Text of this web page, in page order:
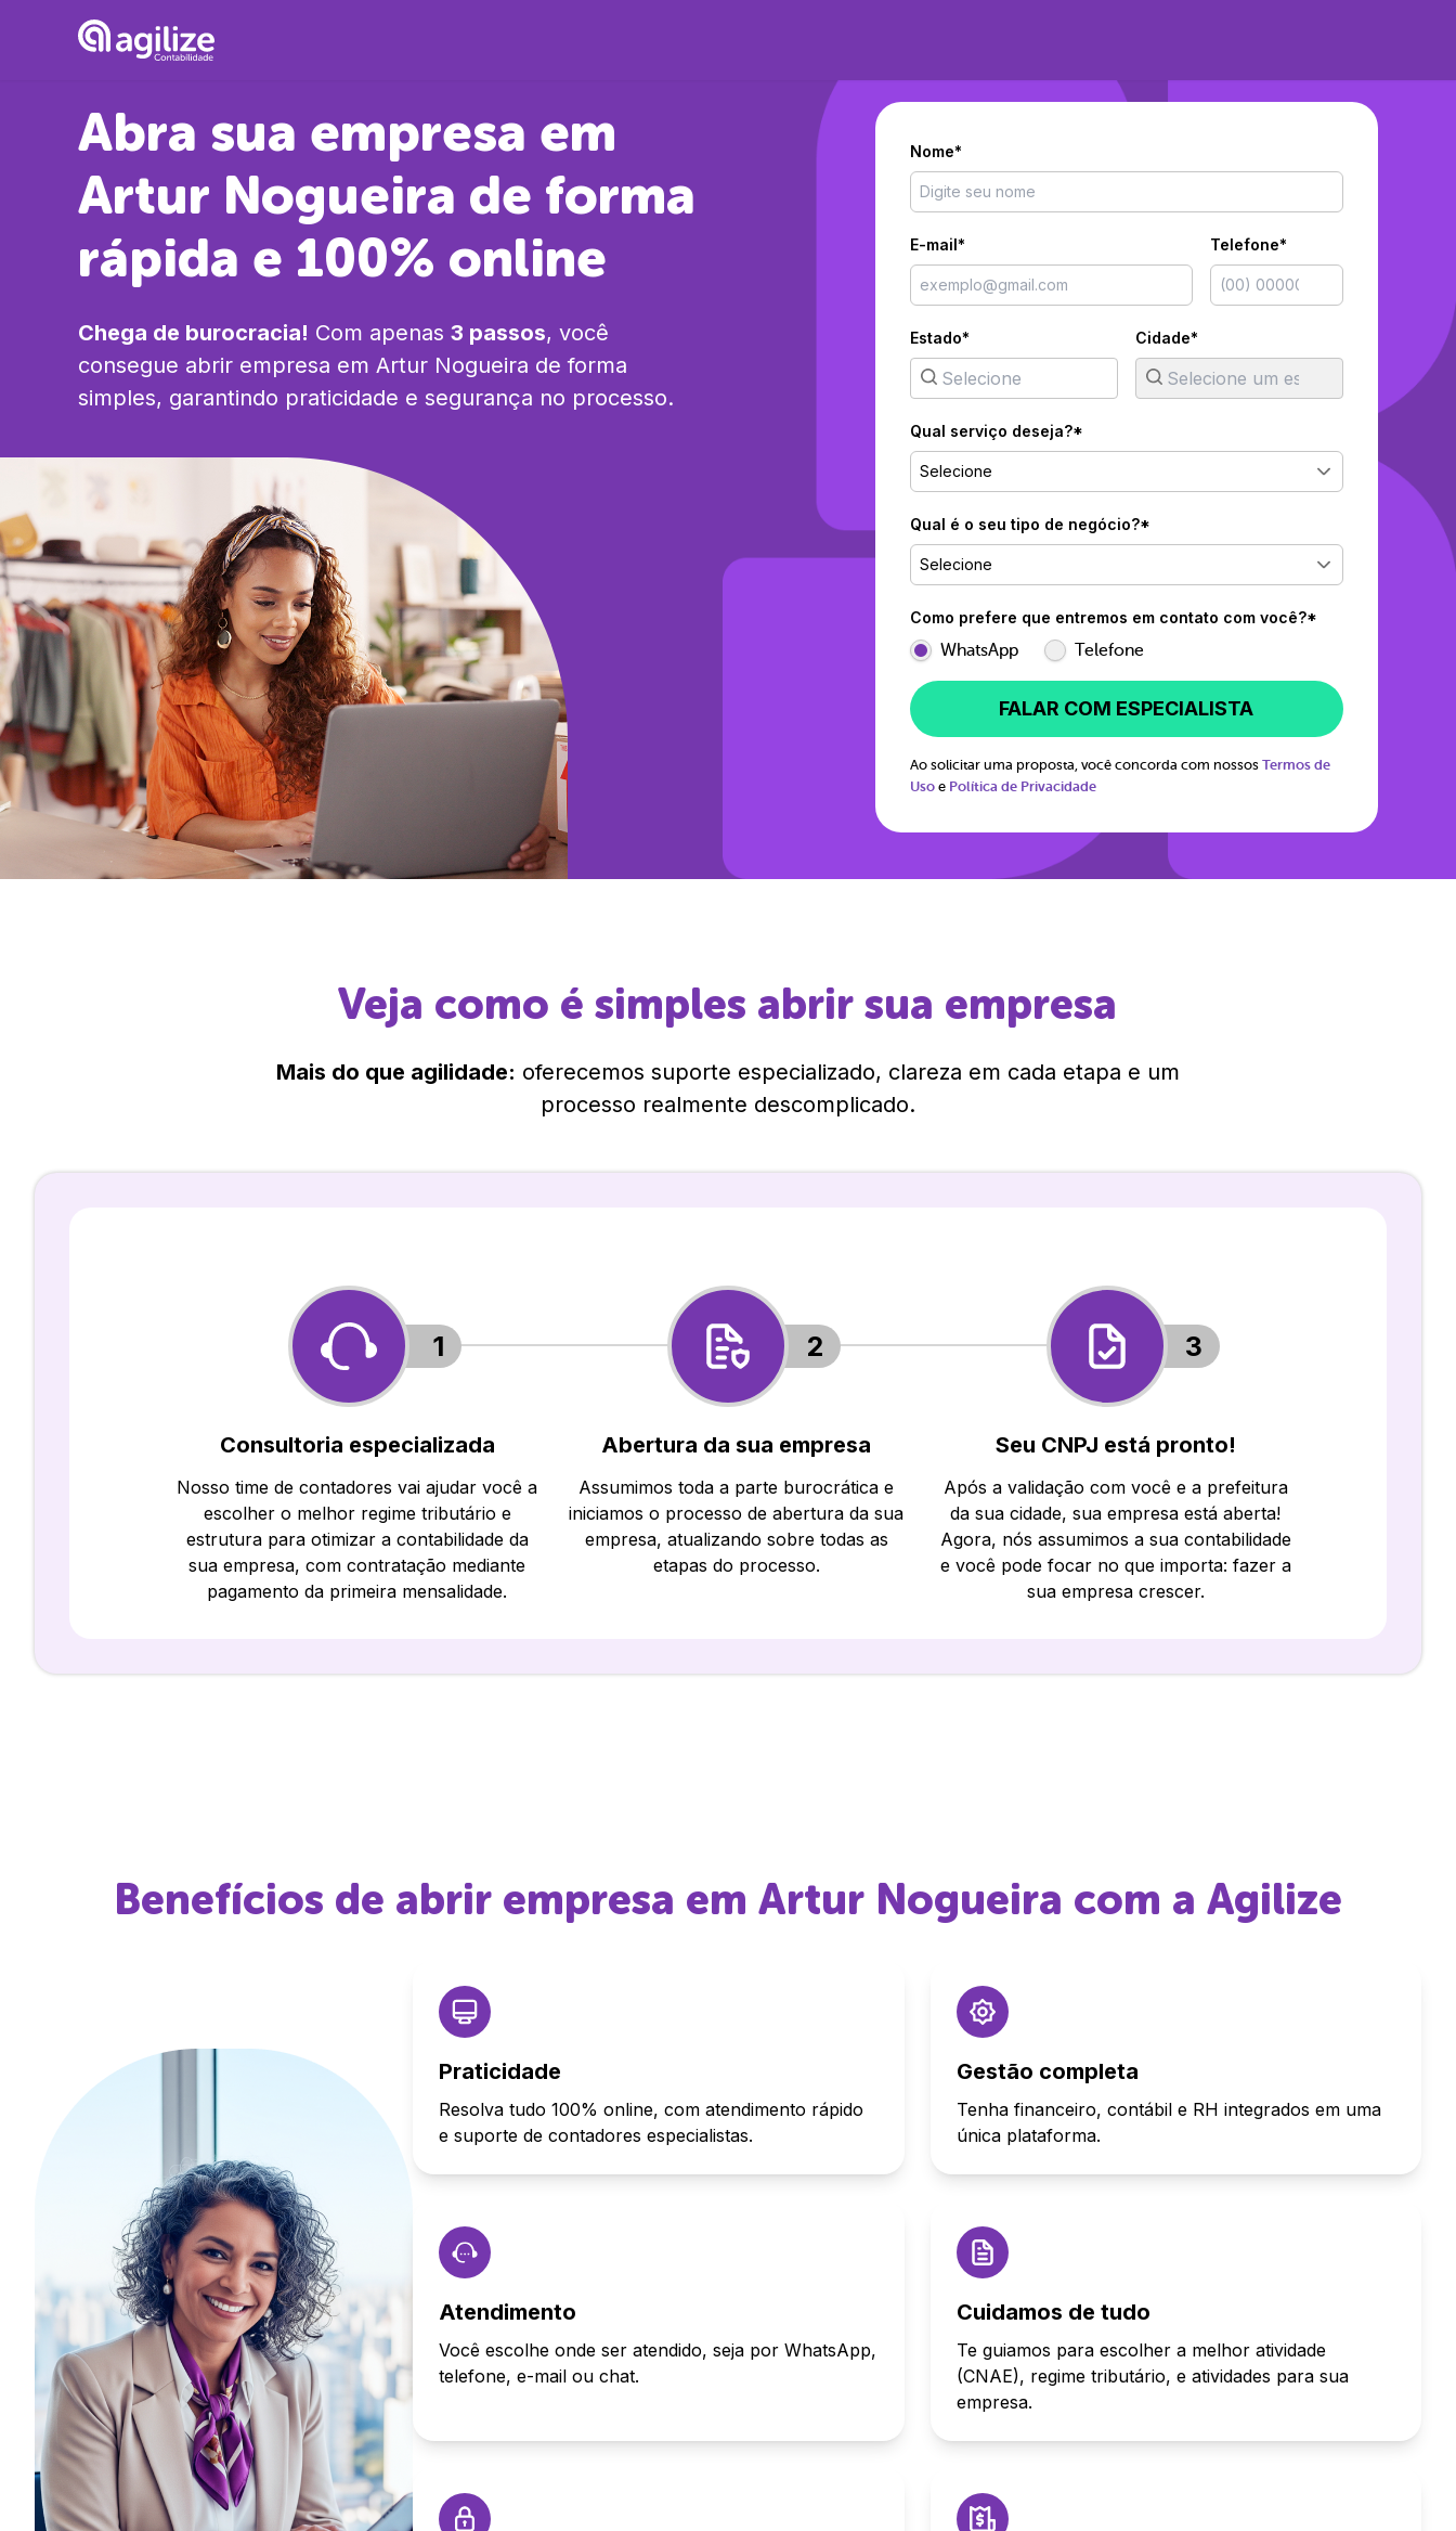
Abra sua empresa em
Artur Nogueira de forma
rápida e 100% online
Chega de burocracia! Com apenas 3 passos, você
consegue abrir empresa em Artur Nogueira de forma
simples, garantindo praticidade e segurança no processo.
Nome*
E-mail* Telefone*
Estado* Cidade*
Qual serviço deseja?*
Selecione
Qual é o seu tipo de negócio?*
Selecione
Como prefere que entremos em contato com você?*
WhatsApp Telefone
FALAR COM ESPECIALISTA
Ao solicitar uma proposta, você concorda com nossos Termos de
Uso e Política de Privacidade
Veja como é simples abrir sua empresa
Mais do que agilidade: oferecemos suporte especializado, clareza em cada etapa e um
processo realmente descomplicado.
1
Consultoria especializada
Nosso time de contadores vai ajudar você a
escolher o melhor regime tributário e
estrutura para otimizar a contabilidade da
sua empresa, com contratação mediante
pagamento da primeira mensalidade.
2
Abertura da sua empresa
Assumimos toda a parte burocrática e
iniciamos o processo de abertura da sua
empresa, atualizando sobre todas as
etapas do processo.
3
Seu CNPJ está pronto!
Após a validação com você e a prefeitura
da sua cidade, sua empresa está aberta!
Agora, nós assumimos a sua contabilidade
e você pode focar no que importa: fazer a
sua empresa crescer.
Benefícios de abrir empresa em Artur Nogueira com a Agilize
Praticidade
Resolva tudo 100% online, com atendimento rápido
e suporte de contadores especialistas.
Gestão completa
Tenha financeiro, contábil e RH integrados em uma
única plataforma.
Atendimento
Você escolhe onde ser atendido, seja por WhatsApp,
telefone, e-mail ou chat.
Cuidamos de tudo
Te guiamos para escolher a melhor atividade
(CNAE), regime tributário, e atividades para sua
empresa.